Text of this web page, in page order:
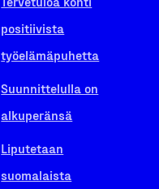
positiivista
työelämäpuhetta
Suunnittelulla on
alkuperänsä
Liputetaan
suomalaista